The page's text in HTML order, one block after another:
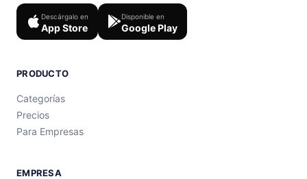
Descárgalo en
App Store
Disponible en
Google Play
PRODUCTO
Categorías
Precios
Para Empresas
EMPRESA